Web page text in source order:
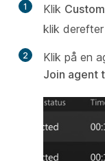
1 Klik
klik
2
Klik på en
Join agent